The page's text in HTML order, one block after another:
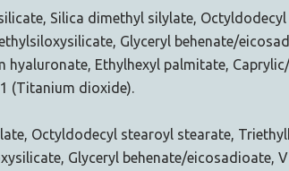
Silica dimethyl silylate,
Glyceryl behenate/
Ethylhexyl palmitate,
(Titanium dioxide).
Octyldodecyl stearoyl stearate,
Glyceryl behenate/eicosadioate,